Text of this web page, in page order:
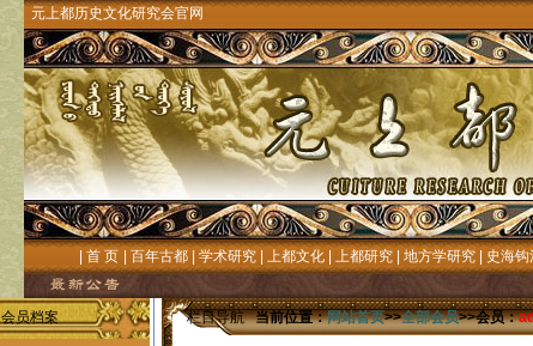
元上都历史文化研究会官网
首 页 百年古都 学术研究 上都文化 上都研究 地方学研究 史海钩
会员档案
栏目导航当前位置：网站首页>>全部会员>>会员：